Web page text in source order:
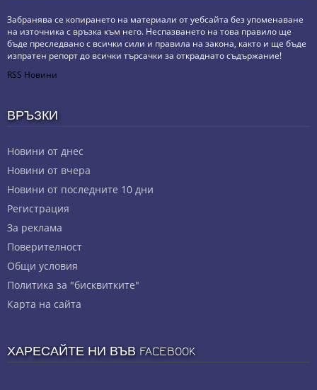
Забранява се копирането на материали от уебсайта без упоменаване
на източника с връзка към него. Неспазването на това правило ще
бъде преследвано с всички сили и правила на закона, както и ще бъде
изпратен репорт до всички търсачки за откраднато съдържание!
RSS Новини
ВРЪЗКИ
Новини от днес
Новини от вчера
Новини от последните 10 дни
Регистрация
За реклама
Πoвepитeлнocт
Общи условия
Политика за "бисквитките"
Карта на сайта
ХАРЕСАЙТЕ НИ ВЪВ FACEBOOK